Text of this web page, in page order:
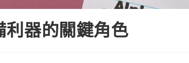
利器的關鍵角色